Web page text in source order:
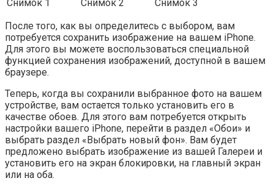
Снимок 1
Снимок 2
Снимок 3
После того, как вы определитесь с выбором, вам
потребуется сохранить изображение на вашем iPhone.
Для этого вы можете воспользоваться специальной
функцией сохранения изображений, доступной в вашем
браузере.
Теперь, когда вы сохранили выбранное фото на вашем
устройстве, вам остается только установить его в
качестве обоев. Для этого вам потребуется открыть
настройки вашего iPhone, перейти в раздел «Обои» и
выбрать раздел «Выбрать новый фон». Вам будет
предложено выбрать изображение из вашей Галереи и
установить его на экран блокировки, на главный экран
или на оба.